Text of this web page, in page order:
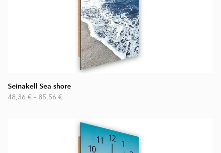
Seinakell Sea shore
48,36 € – 85,56 €